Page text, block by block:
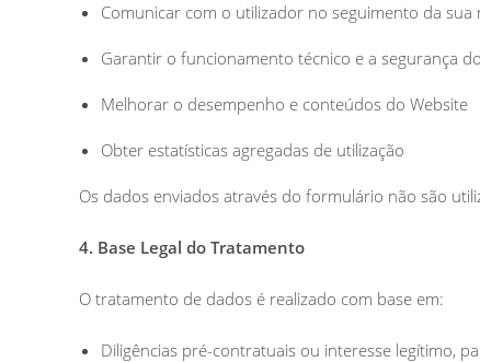
Comunicar com o utilizador no seguimento da sua
Garantir o funcionamento técnico e a segurança
Melhorar o desempenho e conteúdos do Website
Obter estatísticas agregadas de utilização
Os dados enviados através do formulário não são
4. Base Legal do Tratamento
O tratamento de dados é realizado com base em:
Diligências pré-contratuais ou interesse legítimo,